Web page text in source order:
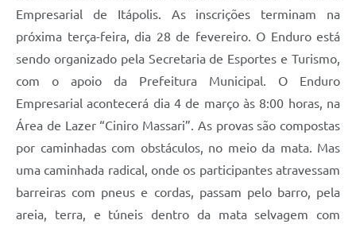
Turismo
Galeria de Vídeos
Contas Públicas
Telefones Úteis
Transparência
Empresarial de Itápolis. As inscrições terminam na
próxima terça-feira, dia 28 de fevereiro. O Enduro está
sendo organizado pela Secretaria de Esportes e Turismo,
com o apoio da Prefeitura Municipal. O Enduro
Empresarial acontecerá dia 4 de março às 8:00 horas, na
Área de Lazer “Ciniro Massari”. As provas são compostas
por caminhadas com obstáculos, no meio da mata. Mas
uma caminhada radical, onde os participantes atravessam
barreiras com pneus e cordas, passam pelo barro, pela
areia, terra, e túneis dentro da mata selvagem com